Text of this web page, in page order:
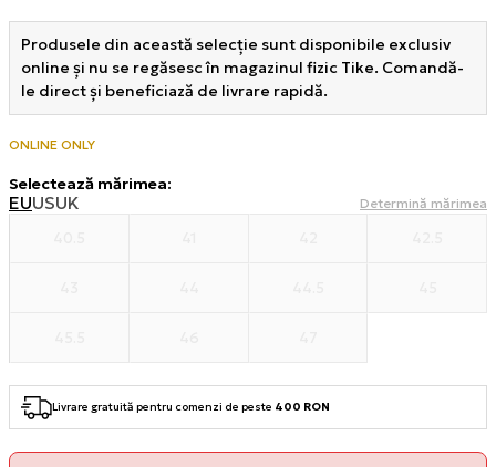
Produsele din această selecție sunt disponibile exclusiv
online și nu se regăsesc în magazinul fizic Tike. Comandă-
le direct și beneficiază de livrare rapidă.
ONLINE ONLY
Selectează mărimea:
EUUSUK Determină mărimea
Livrare gratuită pentru comenzi de peste 400 RON